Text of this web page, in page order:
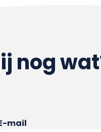
nog
mail